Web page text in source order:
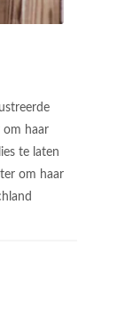
om haar
te laten
om haar